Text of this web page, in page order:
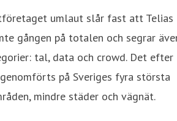
umlaut slår fast att Telias
gången på totalen och segrar
tal, data och crowd. Det efter
på Sveriges fyra största
mindre städer och vägnät.